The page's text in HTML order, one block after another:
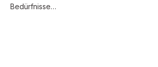
Bedürfnisse…